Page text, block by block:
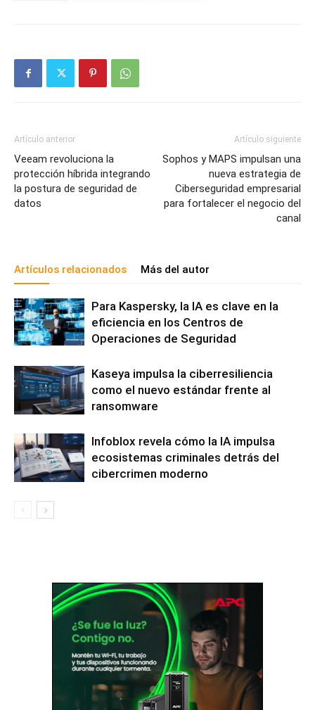
Artículo anterior
Veeam revoluciona la
protección híbrida integrando
la postura de seguridad de
datos
Artículo siguiente
Sophos y MAPS impulsan una
nueva estrategia de
Ciberseguridad empresarial
para fortalecer el negocio del
canal
Artículos relacionados Más del autor
Para Kaspersky, la IA es clave en la
eficiencia en los Centros de
Operaciones de Seguridad
Kaseya impulsa la ciberresiliencia
como el nuevo estándar frente al
ransomware
Infoblox revela cómo la IA impulsa
ecosistemas criminales detrás del
cibercrimen moderno